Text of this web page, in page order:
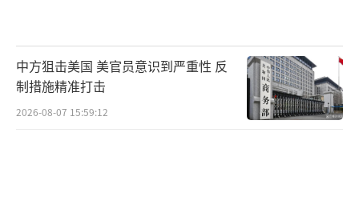
中方狙击美国 美官员意识到严重性 反
制措施精准打击
2026-08-07 15:59:12